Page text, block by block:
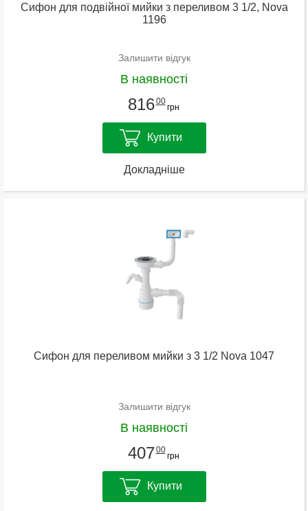
Сифон для подвійної мийки з переливом 3 1/2, Nova
1196
Залишити відгук
В наявності
81600
грн
Купити
Докладніше
Сифон для переливом мийки з 3 1/2 Nova 1047
Залишити відгук
В наявності
40700
грн
Купити